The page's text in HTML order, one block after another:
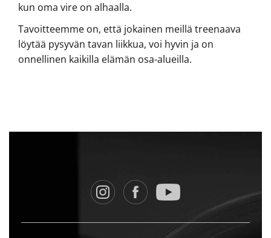
kun oma vire on alhaalla.
Tavoitteemme on, että jokainen meillä treenaava
löytää pysyvän tavan liikkua, voi hyvin ja on
onnellinen kaikilla elämän osa-alueilla.